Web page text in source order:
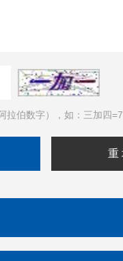
拉伯数字），如：三加四=7